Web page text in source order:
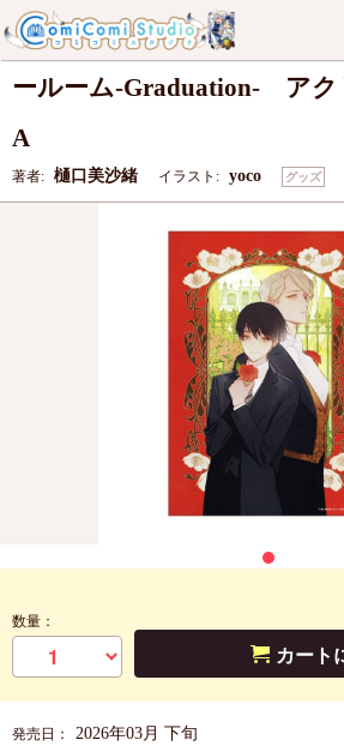
『パブリックスクール』リ
ールーム-Graduation- アク
A
著者: 樋口美沙緒 イラスト: yoco グッズ
数量：
カート
発売日： 2026年03月 下旬